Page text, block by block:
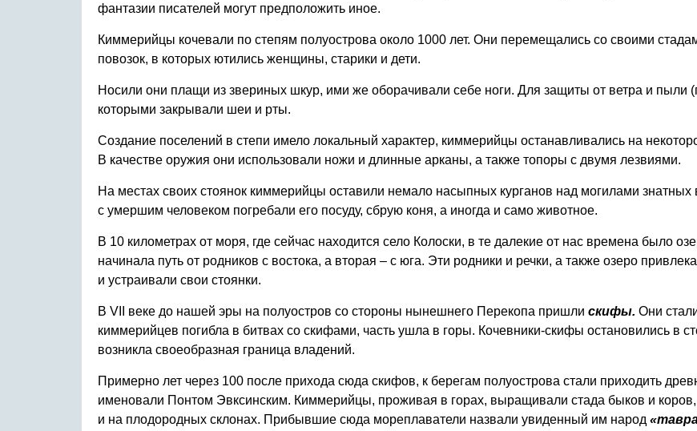
фантазии писателей могут предположить иное.
Киммерийцы кочевали по степям полуострова около 1000 лет. Они перемещались со своими
повозок, в которых ютились женщины, старики и дети.
Носили они плащи из звериных шкур, ими же оборачивали себе ноги. Для защиты от ветра и пыли
которыми закрывали шеи и рты.
Создание поселений в степи имело локальный характер, киммерийцы останавливались на
В качестве оружия они использовали ножи и длинные арканы, а также топоры с двумя лезвиями.
На местах своих стоянок киммерийцы оставили немало насыпных курганов над могилами
с умершим человеком погребали его посуду, сбрую коня, а иногда и само животное.
В 10 километрах от моря, где сейчас находится село Колоски, в те далекие от нас времена было
начинала путь от родников с востока, а вторая – с юга. Эти родники и речки, а также озеро
и устраивали свои стоянки.
В VΙΙ веке до нашей эры на полуостров со стороны нынешнего Перекопа пришли скифы. Они
киммерийцев погибла в битвах со скифами, часть ушла в горы. Кочевники-скифы остановились в
возникла своеобразная граница владений.
Примерно лет через 100 после прихода сюда скифов, к берегам полуострова стали приходить
именовали Понтом Эвксинским. Киммерийцы, проживая в горах, выращивали стада быков и
и на плодородных склонах. Прибывшие сюда мореплаватели назвали увиденный им народ